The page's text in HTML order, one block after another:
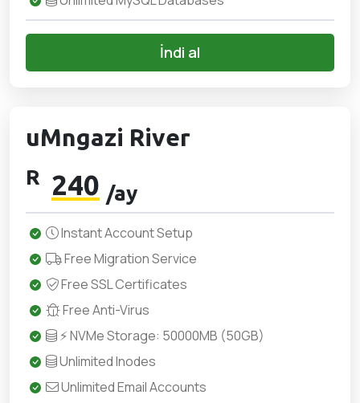
İndi al
uMngazi River
R 240 /ay
Instant Account Setup
Free Migration Service
Free SSL Certificates
Free Anti-Virus
⚡ NVMe Storage: 50000MB (50GB)
Unlimited Inodes
Unlimited Email Accounts